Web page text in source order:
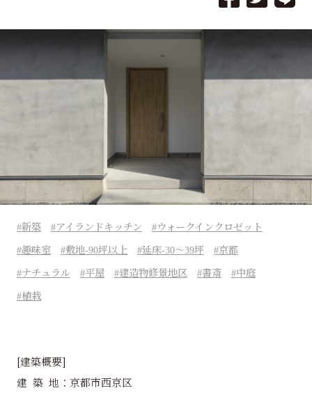
新築 アイランドキッチン ウォークインクロゼット
趣味室 敷地-90坪以上 延床-30～39坪 京都
ナチュラル 平屋 建造物修景地区 書斎 中庭
植栽
[建築概要]
建 築 地：京都市西京区